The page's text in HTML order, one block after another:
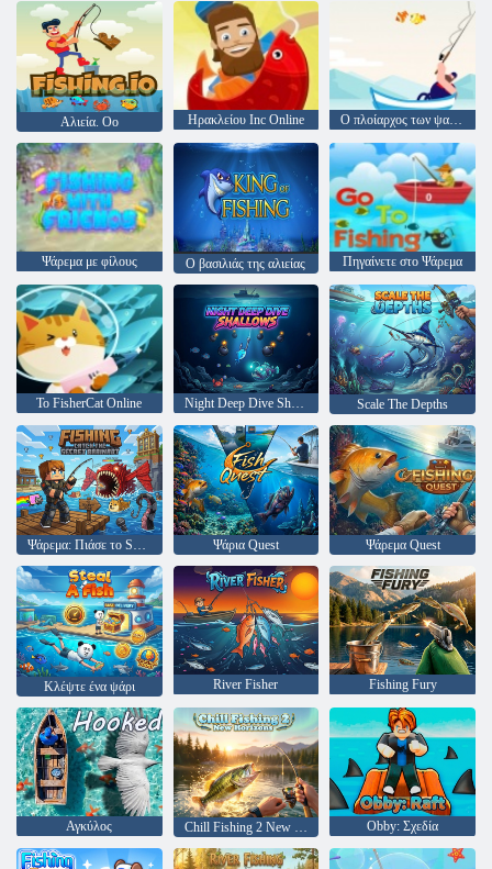
Αλιεία. Οο Ηρακλείου Inc Online Ο πλοίαρχος των ψαριών
Ψάρεμα με φίλους Ο βασιλιάς της αλιείας Πηγαίνετε στο Ψάρεμα
Το FisherCat Online Night Deep Dive Shallows Scale The Depths
Ψάρεμα: Πιάσε το Secret Brainrot Ψάρια Quest Ψάρεμα Quest
Κλέψτε ένα ψάρι River Fisher Fishing Fury
Αγκύλος Chill Fishing 2 New Horizons Obby: Σχεδία